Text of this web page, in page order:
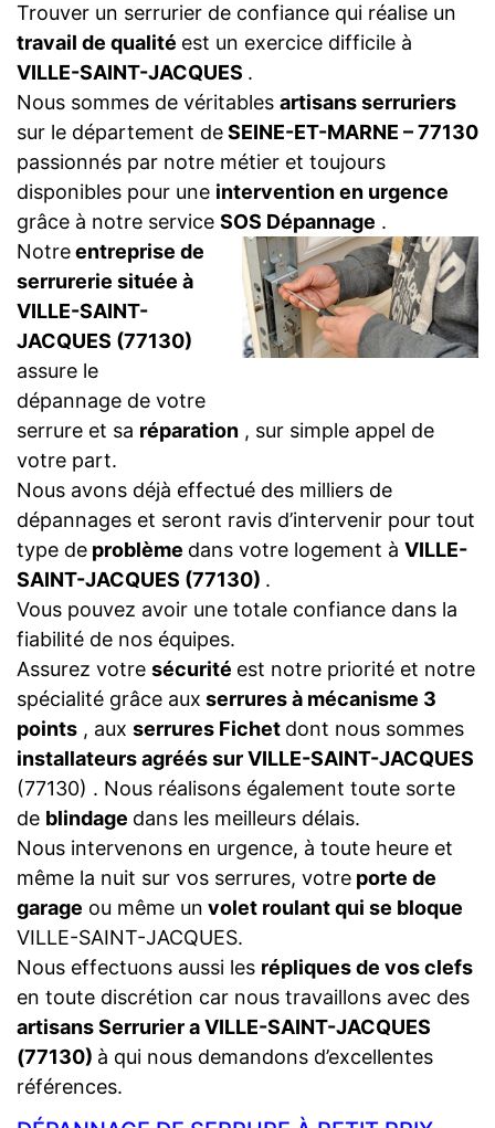
Trouver un serrurier de confiance qui réalise un
travail de qualité est un exercice difficile à
VILLE-SAINT-JACQUES .
Nous sommes de véritables artisans serruriers
sur le département deSEINE-ET-MARNE – 77130
passionnés par notre métier et toujours
disponibles pour une intervention en urgence
grâce à notre service SOS Dépannage .
Notreentreprise de
serrurerie située à
VILLE-SAINT-
JACQUES (77130)
assure le
dépannage de votre
serrure et sa réparation , sur simple appel de
votre part.
Nous avons déjà effectué des milliers de
dépannages et seront ravis d’intervenir pour tout
type de problème dans votre logement à VILLE-
SAINT-JACQUES (77130) .
Vous pouvez avoir une totale confiance dans la
fiabilité de nos équipes.
Assurez votre sécurité est notre priorité et notre
spécialité grâce aux serrures à mécanisme 3
points , aux serrures Fichet dont nous sommes
installateurs agréés sur VILLE-SAINT-JACQUES
(77130) . Nous réalisons également toute sorte
de blindage dans les meilleurs délais.
Nous intervenons en urgence, à toute heure et
même la nuit sur vos serrures, votre porte de
garage ou même un volet roulant qui se bloque
VILLE-SAINT-JACQUES.
Nous effectuons aussi les répliques de vos clefs
en toute discrétion car nous travaillons avec des
artisans Serrurier a VILLE-SAINT-JACQUES
(77130) à qui nous demandons d’excellentes
références.